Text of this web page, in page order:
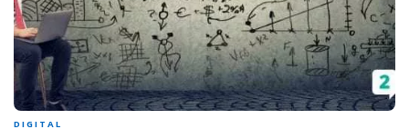
DIGITAL